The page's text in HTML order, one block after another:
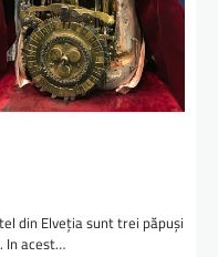
din Elveția sunt trei păpuși
In acest…